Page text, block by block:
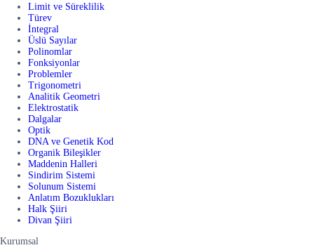
Limit ve Süreklilik
Türev
İntegral
Üslü Sayılar
Polinomlar
Fonksiyonlar
Problemler
Trigonometri
Analitik Geometri
Elektrostatik
Dalgalar
Optik
DNA ve Genetik Kod
Organik Bileşikler
Maddenin Halleri
Sindirim Sistemi
Solunum Sistemi
Anlatım Bozuklukları
Halk Şiiri
Divan Şiiri
Kurumsal